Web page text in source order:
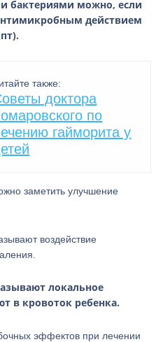
бактериями можно, если
действием
также:
доктора
по
гайморита у
заметить улучшение
воздействие
локальное
в кровоток ребенка.
эффектов при лечении